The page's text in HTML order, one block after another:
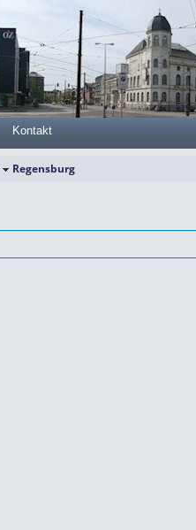
Kontakt
Regensburg